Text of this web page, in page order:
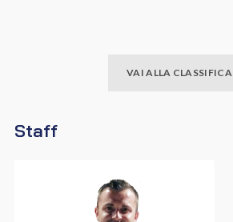
VAI ALLA CLASSIFICA
Staff